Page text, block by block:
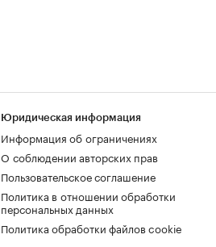
Юридическая информация
Информация об ограничениях
О соблюдении авторских прав
Пользовательское соглашение
Политика в отношении обработки
персональных данных
Политика обработки файлов cookie